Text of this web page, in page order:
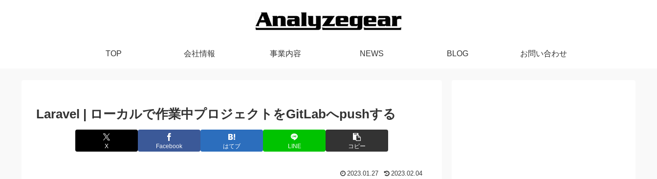
TOP 会社情報 事業内容 NEWS BLOG お問い合わせ
Laravel | ローカルで作業中プロジェクトをGitLabへpushする
X Facebook はてブ LINE コピー
2023.01.27 2023.02.04